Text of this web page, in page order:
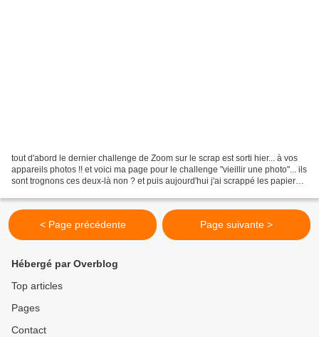
tout d'abord le dernier challenge de Zoom sur le scrap est sorti hier... à vos
appareils photos !! et voici ma page pour le challenge "vieillir une photo"... ils
sont trognons ces deux-là non ? et puis aujourd'hui j'ai scrappé les papiers
< Page précédente Page suivante >
Hébergé par Overblog
Top articles
Pages
Contact